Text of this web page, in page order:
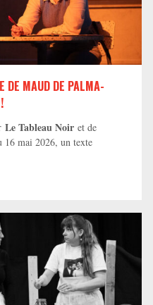
DE MAUD DE PALMA-
Le Tableau Noir et de
16 mai 2026, un texte